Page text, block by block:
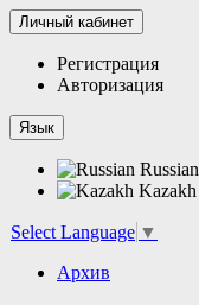
Личный кабинет
Регистрация
Авторизация
Язык
Russian
Kazakh
Select Language ▼
Архив